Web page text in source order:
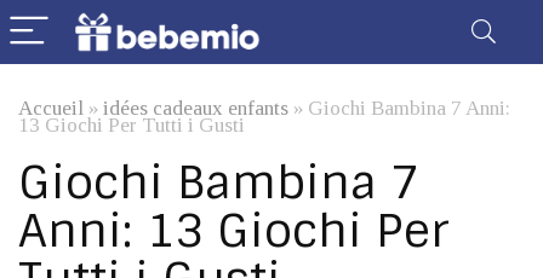
Accueil » idées cadeaux enfants » Giochi Bambina 7 Anni:
13 Giochi Per Tutti i Gusti
Giochi Bambina 7
Anni: 13 Giochi Per